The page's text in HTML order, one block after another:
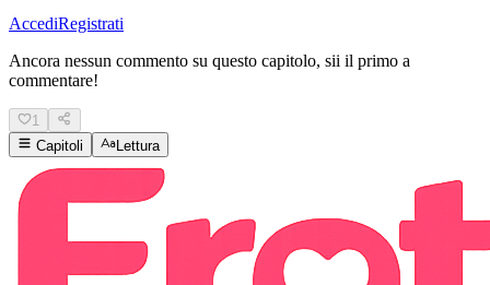
AccediRegistrati
Ancora nessun commento su questo capitolo, sii il primo a
commentare!
1
Capitoli
Lettura